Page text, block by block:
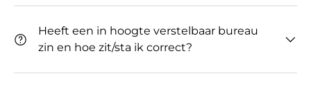
Heeft een in hoogte verstelbaar bureau
zin ​​en hoe zit/sta ik correct?